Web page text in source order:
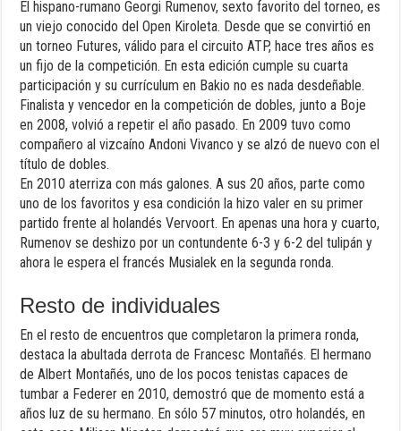
El hispano-rumano Georgi Rumenov, sexto favorito del torneo, es
un viejo conocido del Open Kiroleta. Desde que se convirtió en
un torneo Futures, válido para el circuito ATP, hace tres años es
un fijo de la competición. En esta edición cumple su cuarta
participación y su currículum en Bakio no es nada desdeñable.
Finalista y vencedor en la competición de dobles, junto a Boje
en 2008, volvió a repetir el año pasado. En 2009 tuvo como
compañero al vizcaíno Andoni Vivanco y se alzó de nuevo con el
título de dobles.
En 2010 aterriza con más galones. A sus 20 años, parte como
uno de los favoritos y esa condición la hizo valer en su primer
partido frente al holandés Vervoort. En apenas una hora y cuarto,
Rumenov se deshizo por un contundente 6-3 y 6-2 del tulipán y
ahora le espera el francés Musialek en la segunda ronda.
Resto de individuales
En el resto de encuentros que completaron la primera ronda,
destaca la abultada derrota de Francesc Montañés. El hermano
de Albert Montañés, uno de los pocos tenistas capaces de
tumbar a Federer en 2010, demostró que de momento está a
años luz de su hermano. En sólo 57 minutos, otro holandés, en